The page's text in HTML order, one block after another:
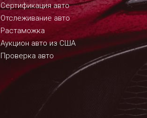
Сертификация авто
Отслеживание авто
Растаможка
Аукцион авто из США
Проверка авто